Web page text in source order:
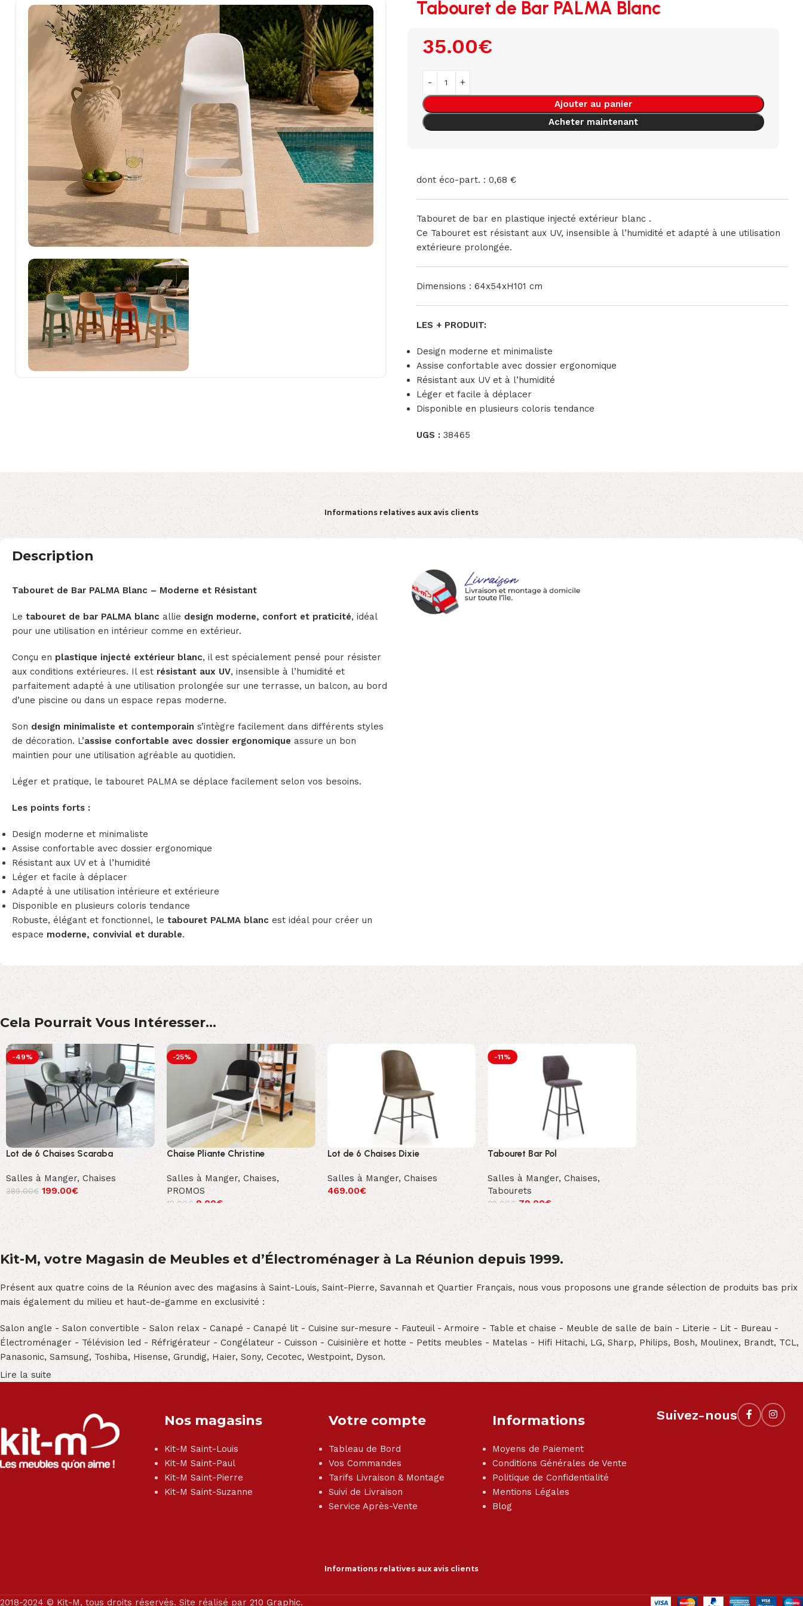
Tabouret de Bar PALMA Blanc
35.00€
Ajouter au panier
Acheter maintenant
dont éco-part. : 0,68 €
Tabouret de bar en plastique injecté extérieur blanc .
Ce Tabouret est résistant aux UV, insensible à l’humidité et adapté à une utilisation
extérieure prolongée.
Dimensions : 64x54xH101 cm
LES + PRODUIT:
Design moderne et minimaliste
Assise confortable avec dossier ergonomique
Résistant aux UV et à l’humidité
Léger et facile à déplacer
Disponible en plusieurs coloris tendance
UGS : 38465
Informations relatives aux avis clients
Description
Tabouret de Bar PALMA Blanc – Moderne et Résistant
Le tabouret de bar PALMA blanc allie design moderne, confort et praticité, idéal
pour une utilisation en intérieur comme en extérieur.
Conçu en plastique injecté extérieur blanc, il est spécialement pensé pour résister
aux conditions extérieures. Il est résistant aux UV, insensible à l’humidité et
parfaitement adapté à une utilisation prolongée sur une terrasse, un balcon, au bord
d’une piscine ou dans un espace repas moderne.
Son design minimaliste et contemporain s’intègre facilement dans différents styles
de décoration. L’assise confortable avec dossier ergonomique assure un bon
maintien pour une utilisation agréable au quotidien.
Léger et pratique, le tabouret PALMA se déplace facilement selon vos besoins.
Les points forts :
Design moderne et minimaliste
Assise confortable avec dossier ergonomique
Résistant aux UV et à l’humidité
Léger et facile à déplacer
Adapté à une utilisation intérieure et extérieure
Disponible en plusieurs coloris tendance
Robuste, élégant et fonctionnel, le tabouret PALMA blanc est idéal pour créer un
espace moderne, convivial et durable.
Cela Pourrait Vous Intéresser...
-49%
Lot de 6 Chaises Scaraba
Salles à Manger, Chaises
389.00€ 199.00€
-25%
Chaise Pliante Christine
Salles à Manger, Chaises,
PROMOS
12.00€ 9.00€
Lot de 6 Chaises Dixie
Salles à Manger, Chaises
469.00€
-11%
Tabouret Bar Pol
Salles à Manger,Chaises,
Tabourets
89.00€ 79.00€
Kit-M, votre Magasin de Meubles et d’Électroménager à La Réunion depuis 1999.
Présent aux quatre coins de la Réunion avec des magasins à Saint-Louis, Saint-Pierre, Savannah et Quartier Français, nous vous proposons une grande sélection de produits bas prix
mais également du milieu et haut-de-gamme en exclusivité :
Salon angle - Salon convertible - Salon relax - Canapé - Canapé lit - Cuisine sur-mesure - Fauteuil - Armoire - Table et chaise - Meuble de salle de bain - Literie - Lit - Bureau -
Électroménager - Télévision led - Réfrigérateur - Congélateur - Cuisson - Cuisinière et hotte - Petits meubles - Matelas - Hifi Hitachi, LG, Sharp, Philips, Bosh, Moulinex, Brandt, TCL,
Panasonic, Samsung, Toshiba, Hisense, Grundig, Haier, Sony, Cecotec, Westpoint, Dyson.
Lire la suite
Nos magasins
Kit-M Saint-Louis
Kit-M Saint-Paul
Kit-M Saint-Pierre
Kit-M Saint-Suzanne
Votre compte
Tableau de Bord
Vos Commandes
Tarifs Livraison & Montage
Suivi de Livraison
Service Après-Vente
Informations
Moyens de Paiement
Conditions Générales de Vente
Politique de Confidentialité
Mentions Légales
Blog
Suivez-nous
Informations relatives aux avis clients
2018-2024 © Kit-M, tous droits réservés. Site réalisé par 210 Graphic.